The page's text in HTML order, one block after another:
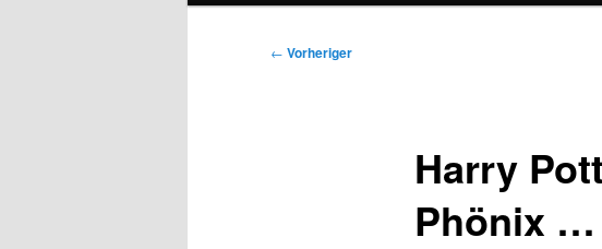
Beitragsnavigation
← Vorheriger
Harry
Phönix …